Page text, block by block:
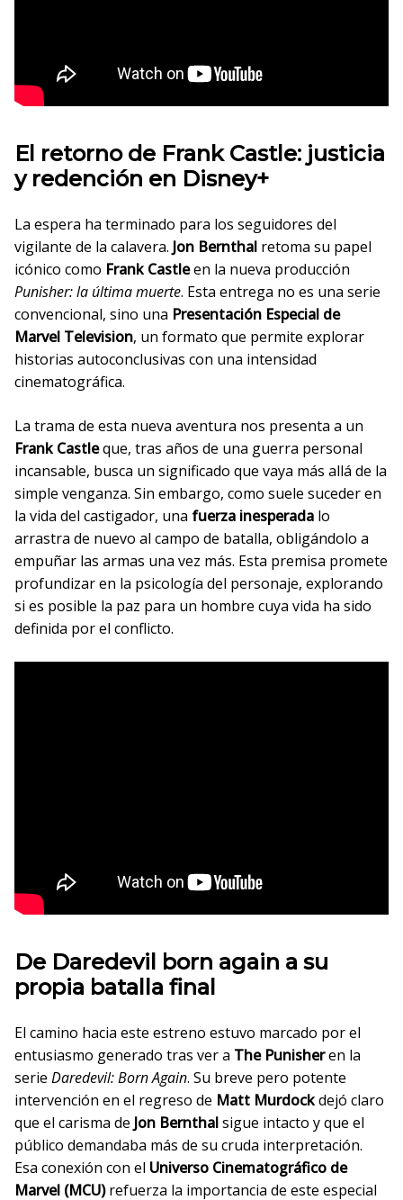
El retorno de Frank Castle: justicia
y redención en Disney+
La espera ha terminado para los seguidores del
vigilante de la calavera. Jon Bernthal retoma su papel
icónico como Frank Castleen la nueva producción
Punisher: la última muerte. Esta entrega no es una serie
convencional, sino una Presentación Especial de
Marvel Television, un formato que permite explorar
historias autoconclusivas con una intensidad
cinematográfica.
La trama de esta nueva aventura nos presenta a un
Frank Castleque, tras años de una guerra personal
incansable, busca un significado que vaya más allá de la
simple venganza. Sin embargo, como suele suceder en
la vida del castigador, una fuerza inesperada lo
arrastra de nuevo al campo de batalla, obligándolo a
empuñar las armas una vez más. Esta premisa promete
profundizar en la psicología del personaje, explorando
si es posible la paz para un hombre cuya vida ha sido
definida por el conflicto.
De Daredevil born again a su
propia batalla final
El camino hacia este estreno estuvo marcado por el
entusiasmo generado tras ver a The Punisheren la
serie Daredevil: Born Again. Su breve pero potente
intervención en el regreso de Matt Murdockdejó claro
que el carisma de Jon Bernthalsigue intacto y que el
público demandaba más de su cruda interpretación.
Esa conexión con el Universo Cinematográfico de
Marvel (MCU)refuerza la importancia de este especial